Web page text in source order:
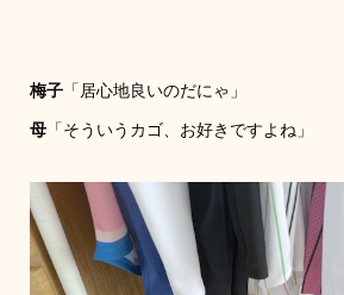
梅子「居心地良いのだにゃ」
母「そういうカゴ、お好きですよね」